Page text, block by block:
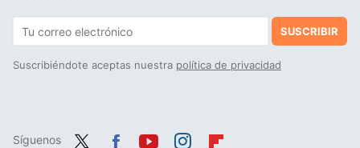
SUSCRIBIR
Suscribiéndote aceptas nuestra política de privacidad
Síguenos